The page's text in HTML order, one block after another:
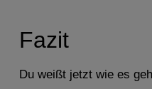
Fazit
Du weißt jetzt wie es